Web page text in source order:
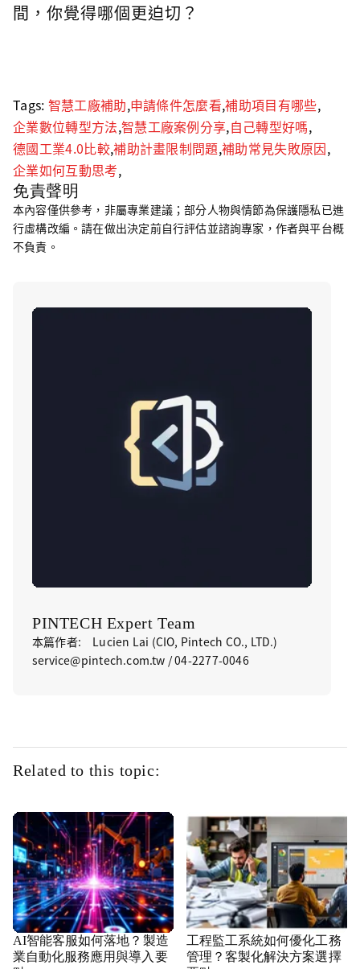
間，你覺得哪個更迫切？
Tags: 智慧工廠補助,申請條件怎麼看,補助項目有哪些,
企業數位轉型方法,智慧工廠案例分享,自己轉型好嗎,
德國工業4.0比較,補助計畫限制問題,補助常見失敗原因,
企業如何互動思考,
免責聲明
本內容僅供參考，非屬專業建議；部分人物與情節為保護隱私已進
行虛構改編。請在做出決定前自行評估並諮詢專家，作者與平台概
不負責。
PINTECH Expert Team
本篇作者: Lucien Lai (CIO, Pintech CO., LTD.)
service@pintech.com.tw / 04-2277-0046
Related to this topic:
AI智能客服如何落地？製造
業自動化服務應用與導入要
工程監工系統如何優化工務
管理？客製化解決方案選擇